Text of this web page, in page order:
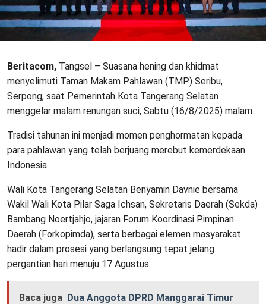
Beritacom, Tangsel – Suasana hening dan khidmat
menyelimuti Taman Makam Pahlawan (TMP) Seribu,
Serpong, saat Pemerintah Kota Tangerang Selatan
menggelar malam renungan suci, Sabtu (16/8/2025) malam.
Tradisi tahunan ini menjadi momen penghormatan kepada
para pahlawan yang telah berjuang merebut kemerdekaan
Indonesia.
Wali Kota Tangerang Selatan Benyamin Davnie bersama
Wakil Wali Kota Pilar Saga Ichsan, Sekretaris Daerah (Sekda)
Bambang Noertjahjo, jajaran Forum Koordinasi Pimpinan
Daerah (Forkopimda), serta berbagai elemen masyarakat
hadir dalam prosesi yang berlangsung tepat jelang
pergantian hari menuju 17 Agustus.
Baca juga Dua Anggota DPRD Manggarai Timur